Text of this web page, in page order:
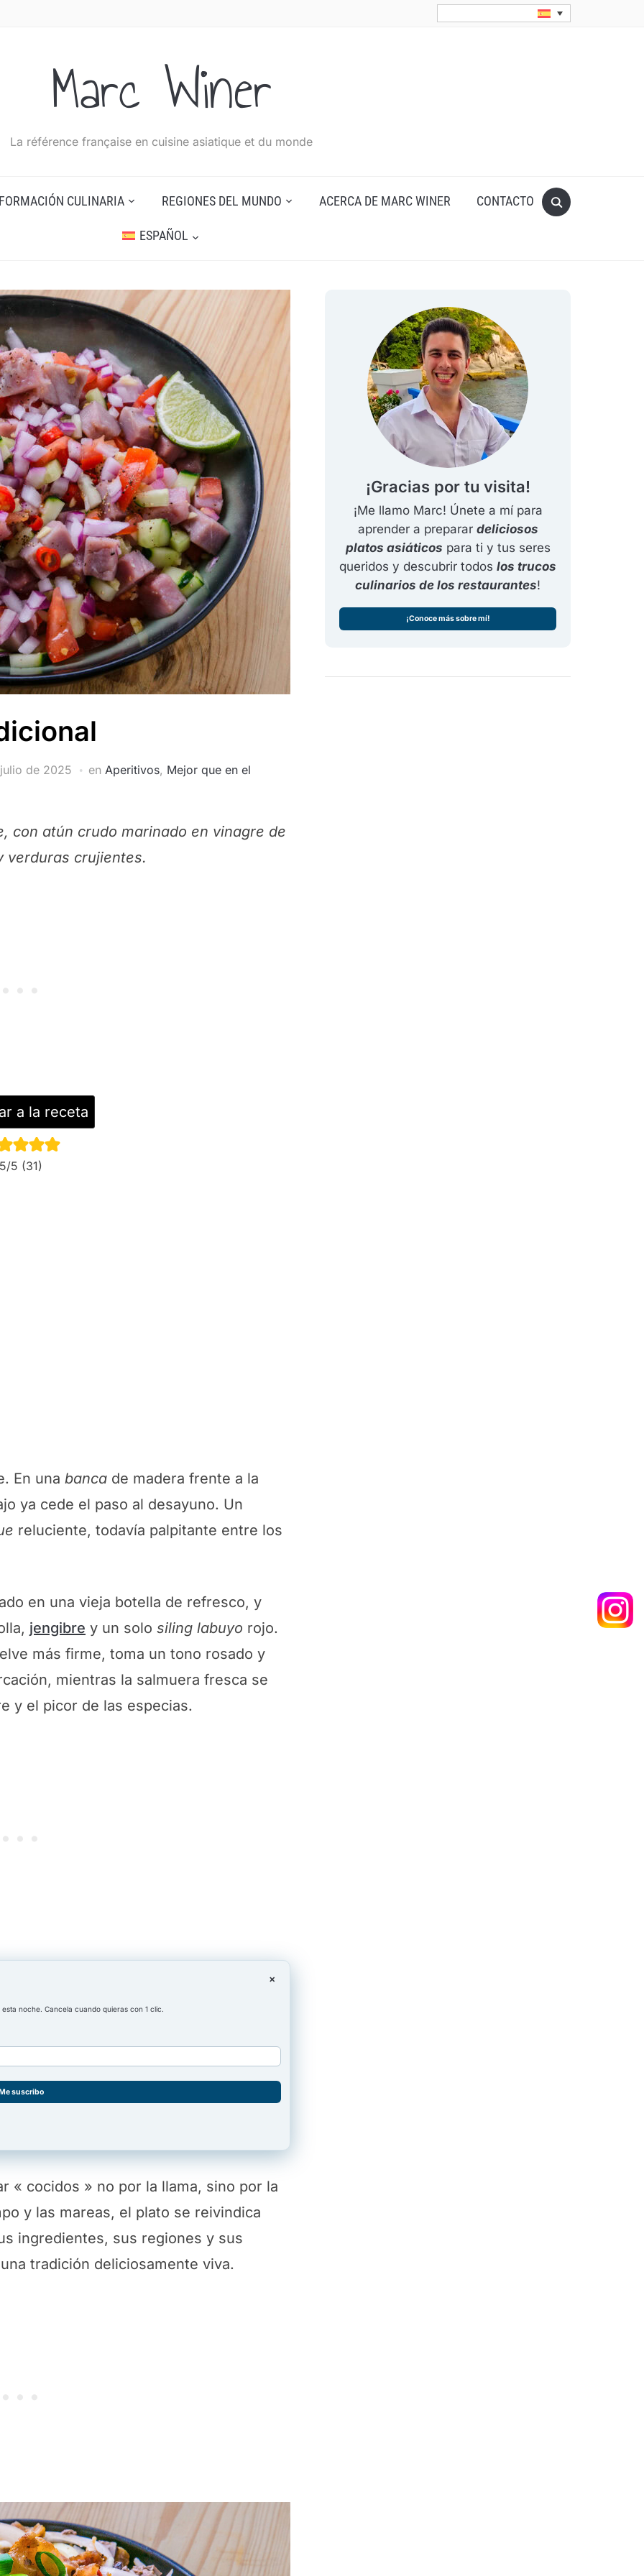
Marc Winer
La référence française en cuisine asiatique et du monde
Search
for:
CULINARIA REGIONES DEL MUNDO ACERCA DE MARC WINER CONTACTO
ESPAÑOL
de 2025 en Aperitivos, Mejor que en el
con atún crudo marinado en vinagre de
verduras crujientes.
a la receta
5/5 (31)
En una banca de madera frente a la
ya cede el paso al desayuno. Un
reluciente, todavía palpitante entre los
en una vieja botella de refresco, y
jengibre y un solo siling labuyo rojo.
más firme, toma un tono rosado y
mientras la salmuera fresca se
y el picor de las especias.
noche. Cancela cuando quieras con 1 clic.
suscribo
×
« cocidos » no por la llama, sino por la
y las mareas, el plato se reivindica
ingredientes, sus regiones y sus
tradición deliciosamente viva.
¡Gracias por tu visita!
¡Me llamo Marc! Únete a mí para
aprender a preparar deliciosos
platos asiáticos para ti y tus seres
queridos y descubrir todos los trucos
culinarios de los restaurantes!
¡Conoce más sobre mí!